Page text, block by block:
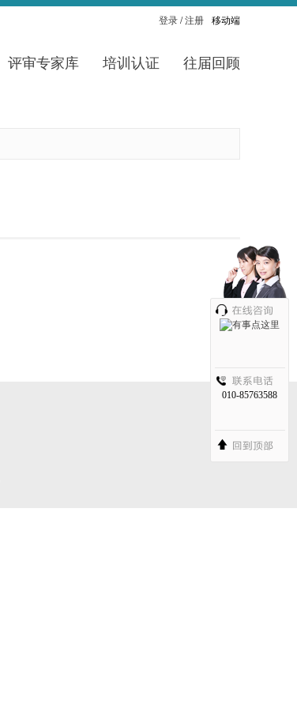
登录 /注册 移动端
评审专家库 培训认证 往届回顾
010-85763588